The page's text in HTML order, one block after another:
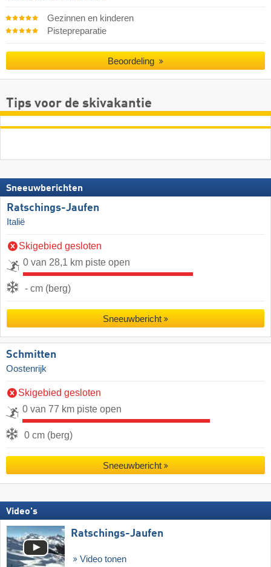
Gezinnen en kinderen
Pistepreparatie
Beoordeling
Tips voor de skivakantie
Sneeuwberichten
Ratschings-Jaufen
Italië
Skigebied gesloten
0 van 28,1 km piste open
- cm (berg)
Sneeuwbericht
Schmitten
Oostenrijk
Skigebied gesloten
0 van 77 km piste open
0 cm (berg)
Sneeuwbericht
Video's
Ratschings-Jaufen
Video tonen